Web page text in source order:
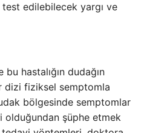
edilebilecek yargı ve
hastalığın dudağın
dizi fiziksel semptomla
bölgesinde semptomlar
olduğundan şüphe etmek